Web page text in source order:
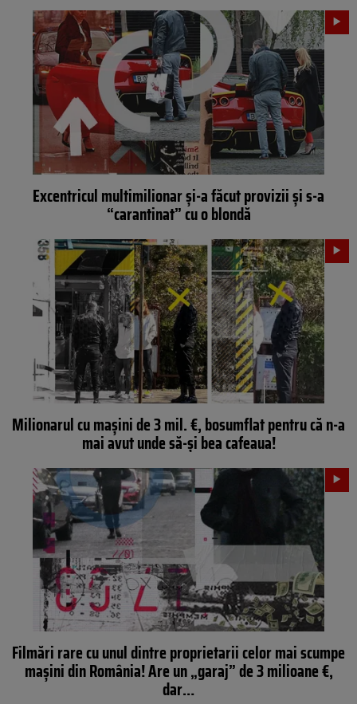
Excentricul multimilionar și-a făcut provizii și s-a
“carantinat” cu o blondă
Milionarul cu mașini de 3 mil. €, bosumflat pentru că n-a
mai avut unde să-și bea cafeaua!
Filmări rare cu unul dintre proprietarii celor mai scumpe
mașini din România! Are un „garaj” de 3 milioane €,
dar…